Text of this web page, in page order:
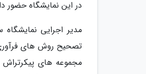
در این نمایشگاه حضور
مدیر اجرایی
تصحیح روش های
مجموعه های پیکرتراش